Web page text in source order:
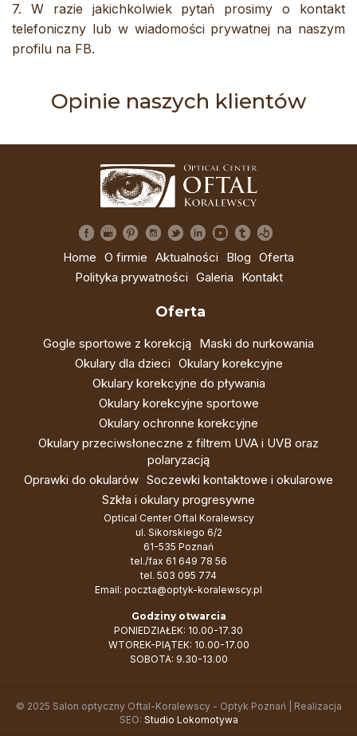
7. W razie jakichkolwiek pytań prosimy o kontakt
telefoniczny lub w wiadomości prywatnej na naszym
profilu na FB.
Opinie naszych klientów
Home O firmie Aktualności Blog Oferta
Polityka prywatności Galeria Kontakt
Oferta
Gogle sportowe z korekcją Maski do nurkowania
Okulary dla dzieci Okulary korekcyjne
Okulary korekcyjne do pływania
Okulary korekcyjne sportowe
Okulary ochronne korekcyjne
Okulary przeciwsłoneczne z filtrem UVA i UVB oraz
polaryzacją
Oprawki do okularów Soczewki kontaktowe i okularowe
Szkła i okulary progresywne
Optical Center Oftal Koralewscy
ul. Sikorskiego 6/2
61-535 Poznań
tel./fax 61 649 78 56
tel. 503 095 774
Email: poczta@optyk-koralewscy.pl
Godziny otwarcia
PONIEDZIAŁEK: 10.00-17.30
WTOREK-PIĄTEK: 10.00-17.00
SOBOTA: 9.30-13.00
© 2025 Salon optyczny Oftal-Koralewscy - Optyk Poznań | Realizacja
SEO: Studio Lokomotywa